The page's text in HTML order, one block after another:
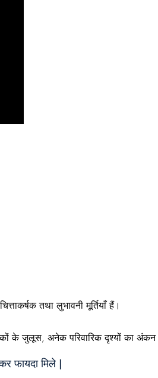
तथा लुभावनी मूर्तियाँ हैं।
के जुलूस, अनेक परिवारिक दृश्यों का अंकन
फायदा मिले |